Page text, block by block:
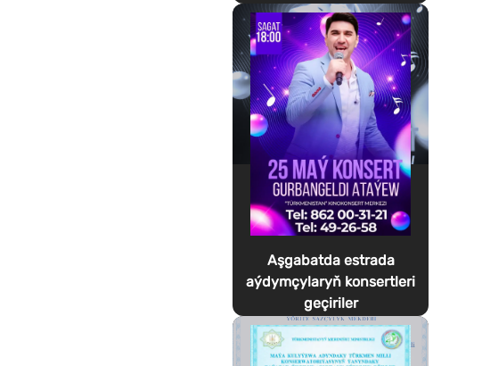
ýyllygyna bagyşlanan
Festa della Musica
geçirilýär
Aşgabatda estrada
aýdymçylaryň konsertleri
geçiriler